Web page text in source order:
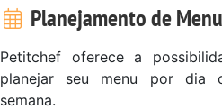
Planejamento de
Petitchef oferece a
planejar seu menu por dia
semana.